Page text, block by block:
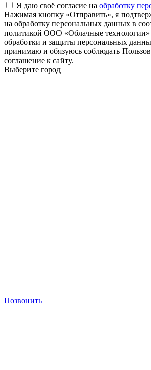
Я даю своё согласие на обработку
Нажимая кнопку «Отправить», я
на обработку персональных данных в
политикой ООО «Облачные
обработки и защиты персональных
принимаю и обязуюсь соблюдать
соглашение к сайту.
Выберите город
Позвонить